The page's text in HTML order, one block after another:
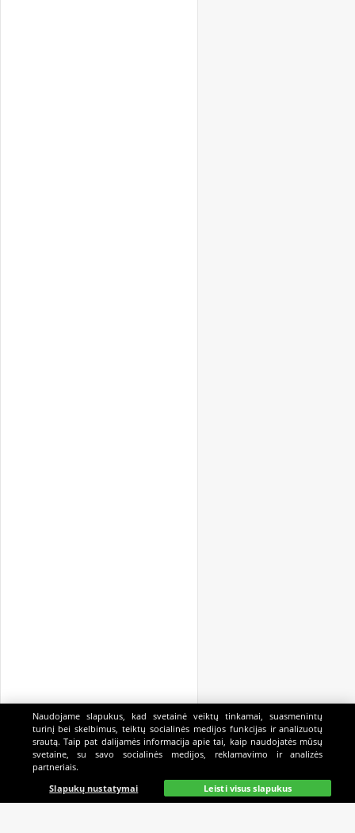
Pagrindinis Gyvai Paieška Mano Kazino
Naudojame slapukus, kad svetainė veiktų tinkamai, suasmenintų
turinį bei skelbimus, teiktų socialinės medijos funkcijas ir analizuotų
srautą. Taip pat dalijamės informacija apie tai, kaip naudojatės mūsų
svetaine, su savo socialinės medijos, reklamavimo ir analizės
partneriais.
Slapukų nustatymai
Leisti visus slapukus